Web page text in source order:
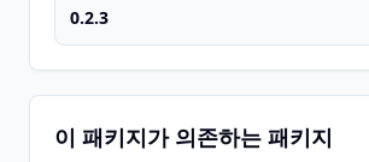
0.2.3
이 패키지가 의존하는 패키지